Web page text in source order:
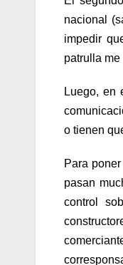
nacional
impedir
patrulla
Luego, en
o tienen
Para
pasan
control